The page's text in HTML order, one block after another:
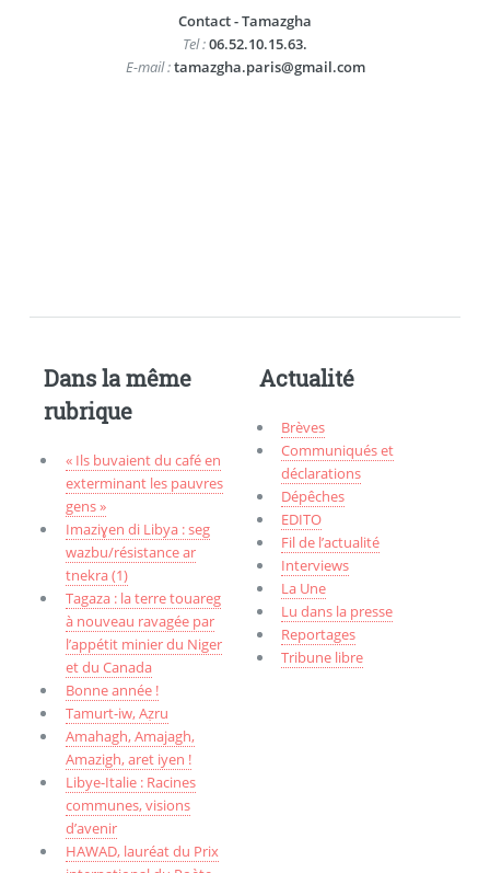
Contact - Tamazgha
Tel :06.52.10.15.63.
E-mail :tamazgha.paris@gmail.com
Dans la même
rubrique
« Ils buvaient du café en
exterminant les pauvres
gens »
Imaziɣen di Libya : seg
wazbu/résistance ar
tnekra (1)
Tagaza : la terre touareg
à nouveau ravagée par
l’appétit minier du Niger
et du Canada
Bonne année !
Tamurt-iw, Aẓru
Amahagh, Amajagh,
Amazigh, aret iyen !
Libye-Italie : Racines
communes, visions
d’avenir
HAWAD, lauréat du Prix
Actualité
Brèves
Communiqués et
déclarations
Dépêches
EDITO
Fil de l’actualité
Interviews
La Une
Lu dans la presse
Reportages
Tribune libre